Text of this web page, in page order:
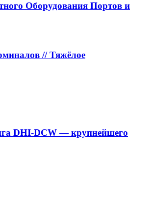
Оборудования Портов и
// Тяжёлое
DHI-DCW — крупнейшего